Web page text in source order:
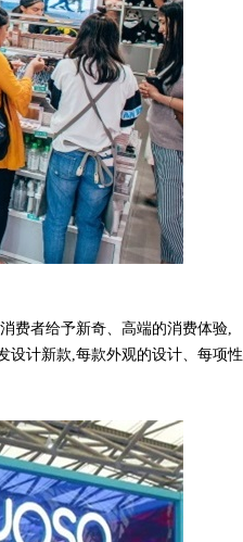
费者给予新奇、高端的消费体验,
设计新款,每款外观的设计、每项性